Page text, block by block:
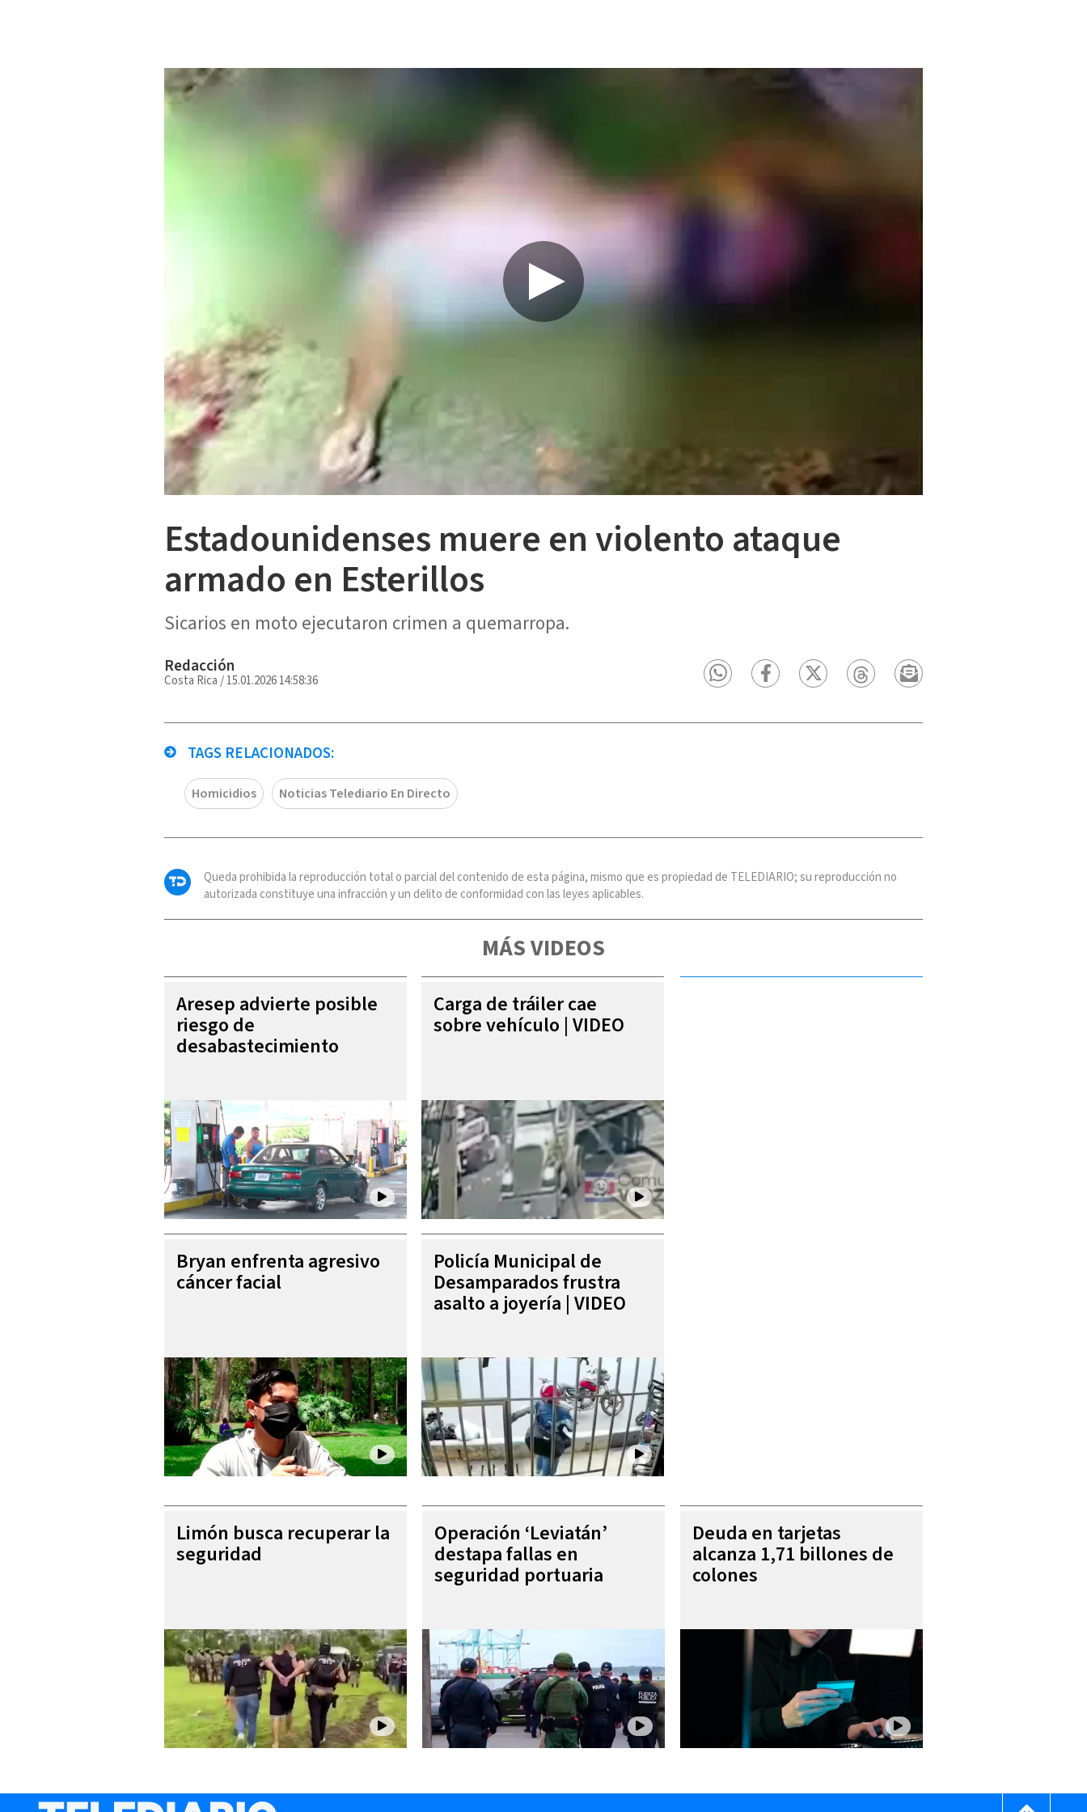
Estadounidenses muere en violento ataque
armado en Esterillos
Sicarios en moto ejecutaron crimen a quemarropa.
Redacción
Costa Rica /15.01.2026 14:58:36
TAGS RELACIONADOS:
Homicidios Noticias Telediario En Directo
Queda prohibida la reproducción total o parcial del contenido de esta página, mismo que es propiedad de TELEDIARIO; su reproducción no
autorizada constituye una infracción y un delito de conformidad con las leyes aplicables.
MÁS VIDEOS
Aresep advierte posible
riesgo de
desabastecimiento
Carga de tráiler cae
sobre vehículo | VIDEO
Bryan enfrenta agresivo
cáncer facial
Policía Municipal de
Desamparados frustra
asalto a joyería | VIDEO
Limón busca recuperar la
seguridad
Operación ‘Leviatán’
destapa fallas en
seguridad portuaria
Deuda en tarjetas
alcanza 1,71 billones de
colones